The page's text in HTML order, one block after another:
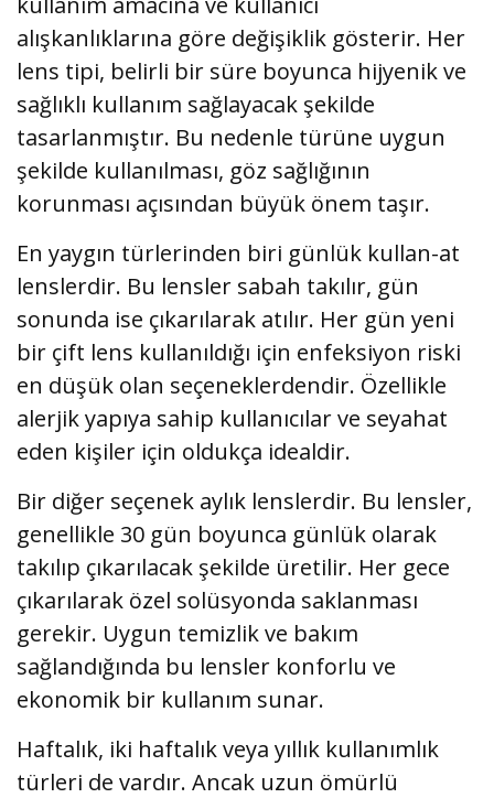
alışkanlıklarına göre değişiklik gösterir. Her
lens tipi, belirli bir süre boyunca hijyenik ve
sağlıklı kullanım sağlayacak şekilde
tasarlanmıştır. Bu nedenle türüne uygun
şekilde kullanılması, göz sağlığının
korunması açısından büyük önem taşır.
En yaygın türlerinden biri günlük kullan-at
lenslerdir. Bu lensler sabah takılır, gün
sonunda ise çıkarılarak atılır. Her gün yeni
bir çift lens kullanıldığı için enfeksiyon riski
en düşük olan seçeneklerdendir. Özellikle
alerjik yapıya sahip kullanıcılar ve seyahat
eden kişiler için oldukça idealdir.
Bir diğer seçenek aylık lenslerdir. Bu lensler,
genellikle 30 gün boyunca günlük olarak
takılıp çıkarılacak şekilde üretilir. Her gece
çıkarılarak özel solüsyonda saklanması
gerekir. Uygun temizlik ve bakım
sağlandığında bu lensler konforlu ve
ekonomik bir kullanım sunar.
Haftalık, iki haftalık veya yıllık kullanımlık
türleri de vardır. Ancak uzun ömürlü